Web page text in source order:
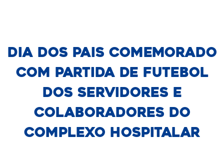
Dia dos Pais comemorado
com partida de futebol
dos servidores e
colaboradores do
Complexo Hospitalar